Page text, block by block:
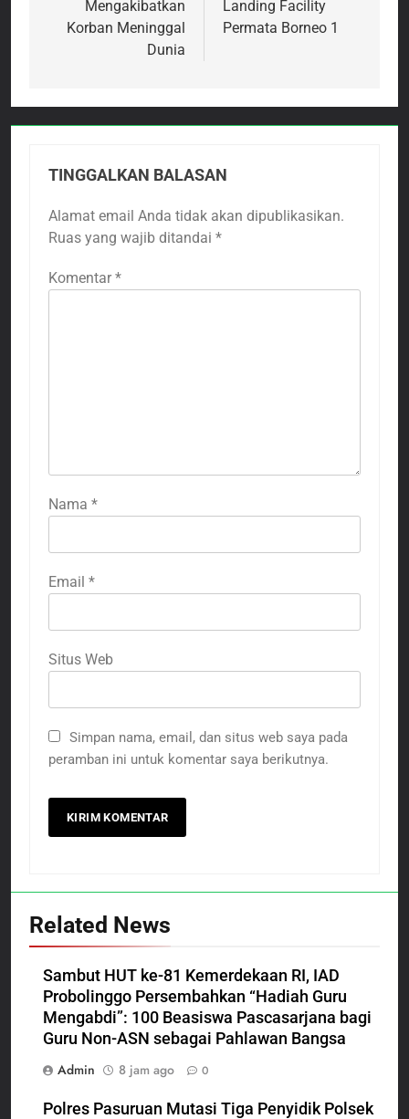
Mengakibatkan
Korban Meninggal
Dunia
Landing Facility
Permata Borneo 1
TINGGALKAN BALASAN
Alamat email Anda tidak akan dipublikasikan.
Ruas yang wajib ditandai *
Komentar *
Nama *
Email *
Situs Web
Simpan nama, email, dan situs web saya pada
peramban ini untuk komentar saya berikutnya.
Related News
Sambut HUT ke-81 Kemerdekaan RI, IAD
Probolinggo Persembahkan “Hadiah Guru
Mengabdi”: 100 Beasiswa Pascasarjana bagi
Guru Non-ASN sebagai Pahlawan Bangsa
Admin
8 jam ago 0
Polres Pasuruan Mutasi Tiga Penyidik Polsek